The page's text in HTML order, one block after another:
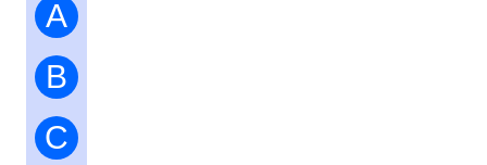
A
B
C